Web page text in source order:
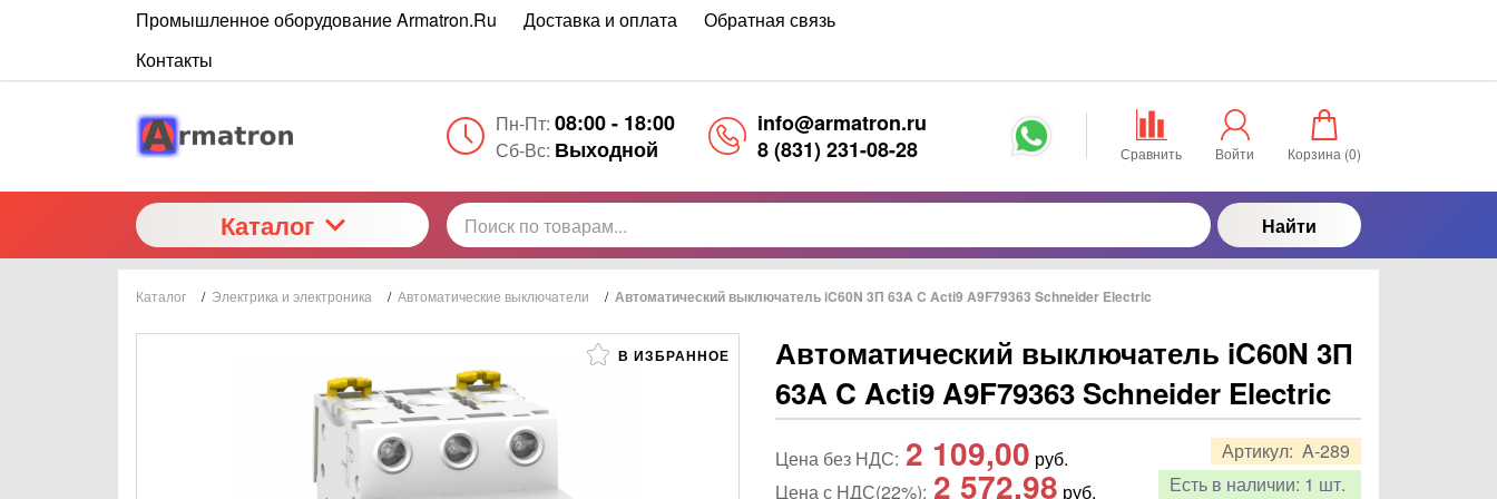
Промышленное оборудование Armatron.Ru Доставка и оплата
Обратная связь
Контакты
Пн-Пт: 08:00 - 18:00
Сб-Вс: Выходной
info@armatron.ru
8 (831) 231-08-28
Сравнить Войти Корзина (0)
Каталог Найти
Каталог / Электрика и электроника / Автоматические выключатели / Автоматический выключатель iC60N 3П 63A C Acti9 A9F79363 Schneider Electric
В ИЗБРАННОЕ
Автоматический выключатель iC60N 3П
63A C Acti9 A9F79363 Schneider Electric
Артикул: A-289
Есть в наличии: 1 шт.
Цена без НДС: 2 109,00 руб.
Цена с НДС(22%): 2 572,98 руб.